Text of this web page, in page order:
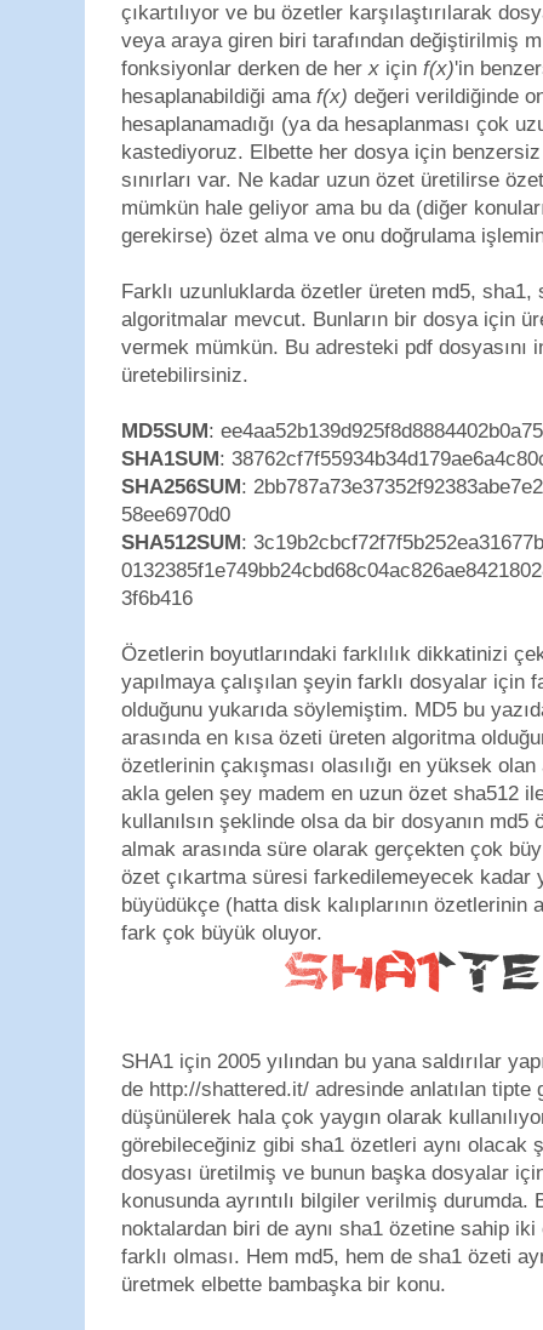
çıkartılıyor ve bu özetler karşılaştırılarak
veya araya giren biri tarafından değiştirilmiş
fonksiyonlar derken de herx için f(x)'in
hesaplanabildiği ama f(x) değeri verildiğinde
hesaplanamadığı (ya da hesaplanması çok
kastediyoruz. Elbette her dosya için
sınırları var. Ne kadar uzun özet üretilirse
mümkün hale geliyor ama bu da (diğer
gerekirse) özet alma ve onu doğrulama
Farklı uzunluklarda özetler üreten md5, sha1,
algoritmalar mevcut. Bunların bir dosya için
vermek mümkün. Bu adresteki pdf dosyasını
üretebilirsiniz.
MD5SUM:
SHA1SUM:
SHA256SUM:
58ee6970d0
SHA512SUM:
3f6b416
Özetlerin boyutlarındaki farklılık dikkatinizi
yapılmaya çalışılan şeyin farklı dosyalar için
olduğunu yukarıda söylemiştim. MD5 bu
arasında en kısa özeti üreten algoritma
özetlerinin çakışması olasılığı en yüksek
akla gelen şey madem en uzun özet sha512
kullanılsın şeklinde olsa da bir dosyanın
almak arasında süre olarak gerçekten çok
özet çıkartma süresi farkedilemeyecek kadar
büyüdükçe (hatta disk kalıplarının özetlerinin
fark çok büyük oluyor.
SHA1 için 2005 yılından bu yana saldırılar
de http://shattered.it/ adresinde anlatılan tipte
düşünülerek hala çok yaygın olarak
görebileceğiniz gibi sha1 özetleri aynı olacak
dosyası üretilmiş ve bunun başka dosyalar
konusunda ayrıntılı bilgiler verilmiş durumda.
noktalardan biri de aynı sha1 özetine sahip
farklı olması. Hem md5, hem de sha1 özeti
üretmek elbette bambaşka bir konu.